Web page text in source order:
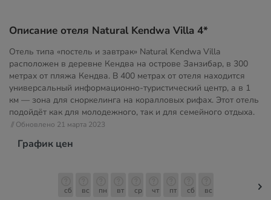
Описание отеля Natural Kendwa Villa 4*
Отель типа «постель и завтрак» Natural Kendwa Villa
расположен в деревне Кендва на острове Занзибар, в 300
метрах от пляжа Кендва. В 400 метрах от отеля находится
универсальный информационно-туристический центр, а в 1
км — зона для сноркелинга на коралловых рифах. Этот отель
подойдёт как для молодежного, так и для семейного отдыха.
// Обновлено 21 марта 2023
График цен
сб вс пн вт ср чт пт сб вс